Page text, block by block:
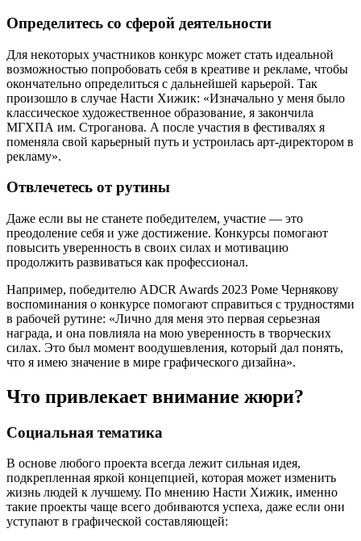
Определитесь со сферой деятельности
Для некоторых участников конкурс может стать идеальной
возможностью попробовать себя в креативе и рекламе, чтобы
окончательно определиться с дальнейшей карьерой. Так
произошло в случае Насти Хижик: «Изначально у меня было
классическое художественное образование, я закончила
МГХПА им. Строганова. А после участия в фестивалях я
поменяла свой карьерный путь и устроилась арт-директором в
рекламу».
Отвлечетесь от рутины
Даже если вы не станете победителем, участие — это
преодоление себя и уже достижение. Конкурсы помогают
повысить уверенность в своих силах и мотивацию
продолжить развиваться как профессионал.
Например, победителю ADCR Awards 2023 Роме Чернякову
воспоминания о конкурсе помогают справиться с трудностями
в рабочей рутине: «Лично для меня это первая серьезная
награда, и она повлияла на мою уверенность в творческих
силах. Это был момент воодушевления, который дал понять,
что я имею значение в мире графического дизайна».
Что привлекает внимание жюри?
Социальная тематика
В основе любого проекта всегда лежит сильная идея,
подкрепленная яркой концепцией, которая может изменить
жизнь людей к лучшему. По мнению Насти Хижик, именно
такие проекты чаще всего добиваются успеха, даже если они
уступают в графической составляющей: